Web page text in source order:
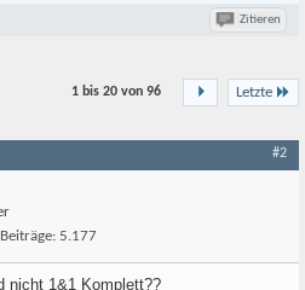
Zitieren
Letzte
1 bis 20 von 96
#2
Beiträge: 5.177
nicht 1&1 Komplett??